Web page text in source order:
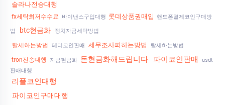
솔라나전송대행
fx세탁최저수수료 바이낸스구입대행 롯데상품권매입 핸드폰결제코인구매방
법 btc현금화 정치자금세탁방법
탈세하는방법 테더코인판매 세무조사피하는방법 탈세하는방법
tron전송대행 자금현금화 돈현금화해드립니다 파이코인판매
usdt
판매대행
리플코인대행
파이코인구매대행